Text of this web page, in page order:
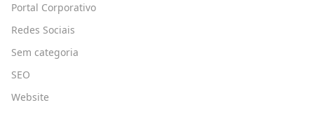
Portal Corporativo
Redes Sociais
Sem categoria
SEO
Website